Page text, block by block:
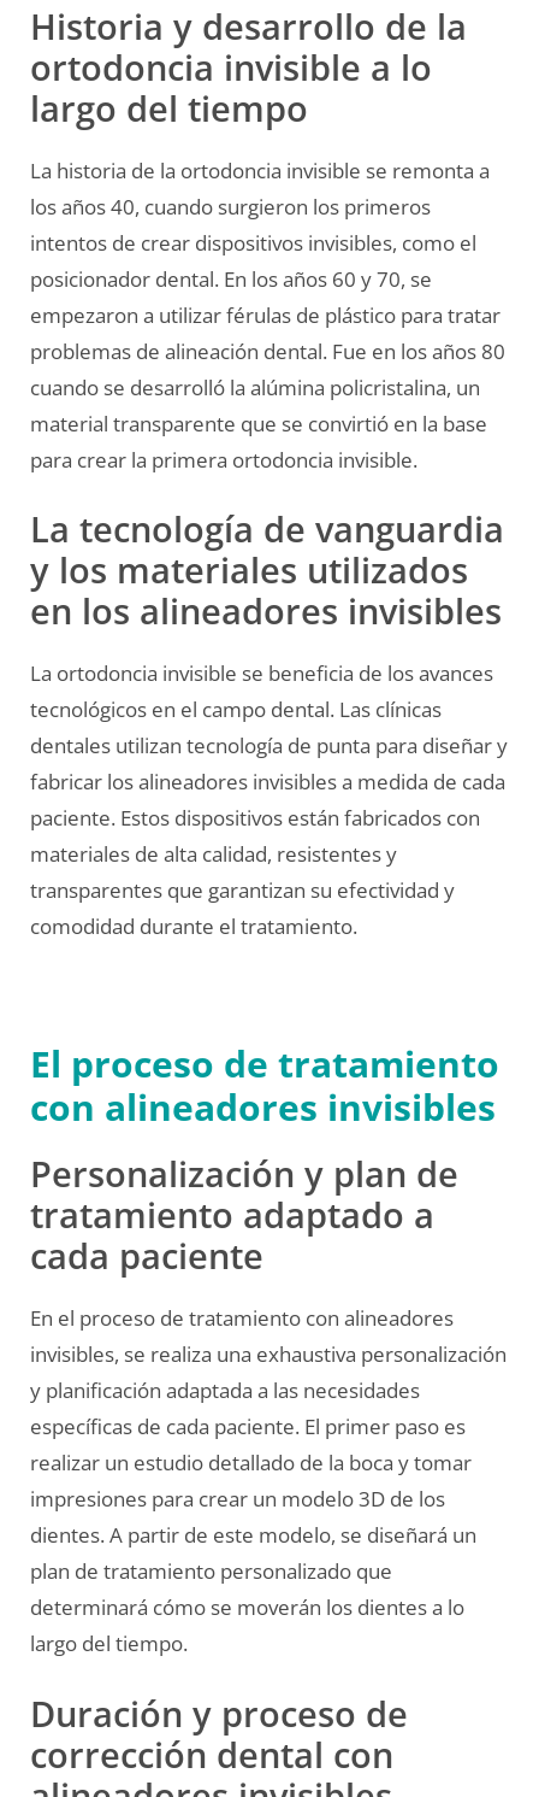
Historia y desarrollo de la
ortodoncia invisible a lo
largo del tiempo
La historia de la ortodoncia invisible se remonta a
los años 40, cuando surgieron los primeros
intentos de crear dispositivos invisibles, como el
posicionador dental. En los años 60 y 70, se
empezaron a utilizar férulas de plástico para tratar
problemas de alineación dental. Fue en los años 80
cuando se desarrolló la alúmina policristalina, un
material transparente que se convirtió en la base
para crear la primera ortodoncia invisible.
La tecnología de vanguardia
y los materiales utilizados
en los alineadores invisibles
La ortodoncia invisible se beneficia de los avances
tecnológicos en el campo dental. Las clínicas
dentales utilizan tecnología de punta para diseñar y
fabricar los alineadores invisibles a medida de cada
paciente. Estos dispositivos están fabricados con
materiales de alta calidad, resistentes y
transparentes que garantizan su efectividad y
comodidad durante el tratamiento.
El proceso de tratamiento
con alineadores invisibles
Personalización y plan de
tratamiento adaptado a
cada paciente
En el proceso de tratamiento con alineadores
invisibles, se realiza una exhaustiva personalización
y planificación adaptada a las necesidades
específicas de cada paciente. El primer paso es
realizar un estudio detallado de la boca y tomar
impresiones para crear un modelo 3D de los
dientes. A partir de este modelo, se diseñará un
plan de tratamiento personalizado que
determinará cómo se moverán los dientes a lo
largo del tiempo.
Duración y proceso de
corrección dental con